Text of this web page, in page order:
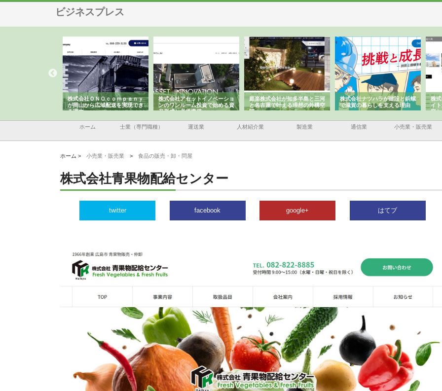
ビジネスプレス
株式会社ＯＮＯｃｏｍｐａｎｙ
が岡山から広域配送を実現でき
る理由
株式会社アセットイノベーショ
ンのワンルーム投資で始める資
産形成と老後準備
庭楽株式会社が知多半島と三河
と名古屋で叶える理想の外構空
間
株式会社ナツハラが建設と鋲螺
で滋賀の暮らしを支える理由
株
イ
容
ホーム 士業（専門職種） 運送業 人材紹介業 製造業 通信業 小売業・販売業
ホーム > 小売業・販売業 > 食品の販売・卸・問屋
株式会社青果物配給センター
twitter facebook google+ はてブ